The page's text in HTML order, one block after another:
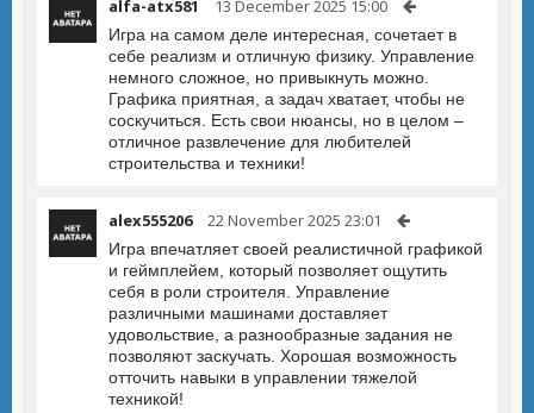
alfa-atx581 13 December 2025 15:00
Игра на самом деле интересная, сочетает в
себе реализм и отличную физику. Управление
немного сложное, но привыкнуть можно.
Графика приятная, а задач хватает, чтобы не
соскучиться. Есть свои нюансы, но в целом –
отличное развлечение для любителей
строительства и техники!
alex555206 22 November 2025 23:01
Игра впечатляет своей реалистичной графикой
и геймплейем, который позволяет ощутить
себя в роли строителя. Управление
различными машинами доставляет
удовольствие, а разнообразные задания не
позволяют заскучать. Хорошая возможность
отточить навыки в управлении тяжелой
техникой!